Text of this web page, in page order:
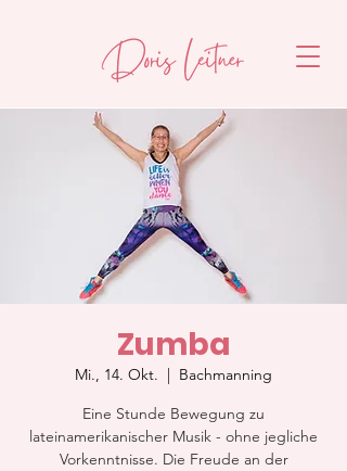
Zumba
Mi., 14. Okt.
  |
Bachmanning
Eine Stunde Bewegung zu
lateinamerikanischer Musik - ohne jegliche
Vorkenntnisse. Die Freude an der